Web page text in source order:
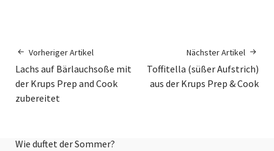
Vorheriger Artikel
Lachs auf Bärlauchsoße mit
der Krups Prep and Cook
zubereitet
Nächster Artikel
Toffitella (süßer Aufstrich)
aus der Krups Prep & Cook
Wie duftet der Sommer?